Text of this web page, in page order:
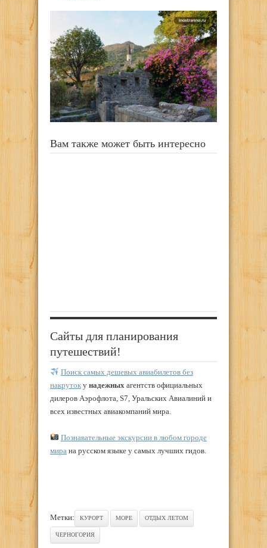
Вам также может быть интересно
Сайты для планирования
путешествий!
Поиск самых дешевых авиабилетов без
накруток у надежных агентств официальных
дилеров Аэрофлота, S7, Уральских Авиалиний и
всех известных авиакомпаний мира.
Познавательные экскурсии в любом городе
мира на русском языке у самых лучших гидов.
Метки: КУРОРТ МОРЕ ОТДЫХ ЛЕТОМ
ЧЕРНОГОРИЯ